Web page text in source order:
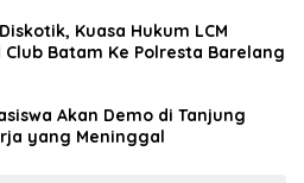
Kuasa Hukum LCM
Batam Ke Polresta Barelang
Akan Demo di Tanjung
yang Meninggal